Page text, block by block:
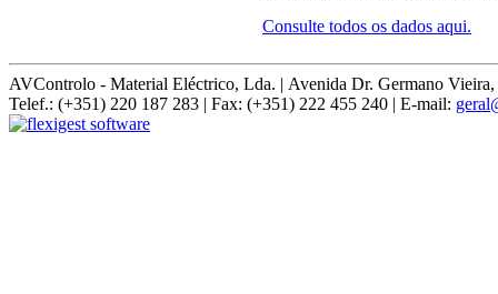
Consulte todos os dados aqui.
AVControlo - Material Eléctrico, Lda. | Avenida Dr. Germano
Telef.: (+351) 220 187 283 | Fax: (+351) 222 455 240 | E-mail: